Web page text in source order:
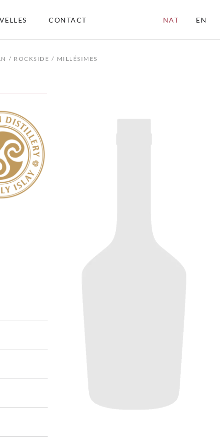
CONTACT NAT EN
ROCKSIDE MILLÉSIMES